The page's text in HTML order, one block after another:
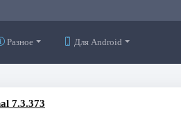
Разное Для Android
7.3.373